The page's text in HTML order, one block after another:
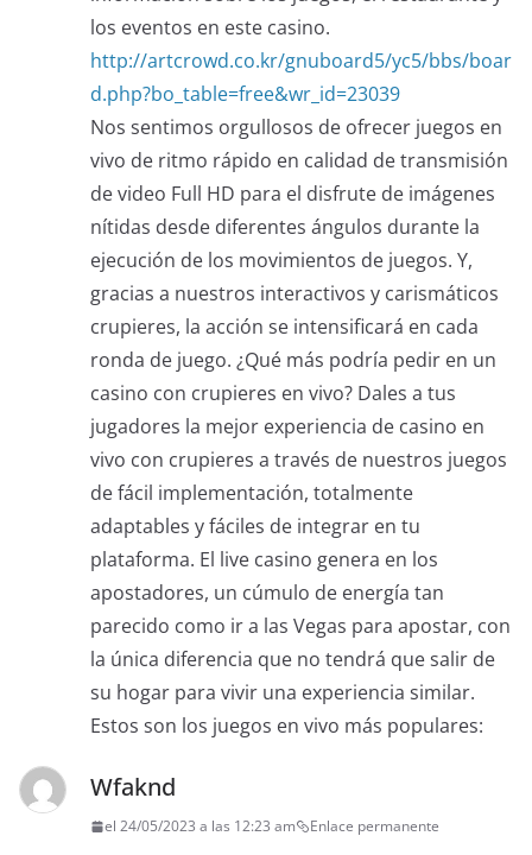
los eventos en este casino.
http://artcrowd.co.kr/gnuboard5/yc5/bbs/boar
d.php?bo_table=free&wr_id=23039
Nos sentimos orgullosos de ofrecer juegos en
vivo de ritmo rápido en calidad de transmisión
de video Full HD para el disfrute de imágenes
nítidas desde diferentes ángulos durante la
ejecución de los movimientos de juegos. Y,
gracias a nuestros interactivos y carismáticos
crupieres, la acción se intensificará en cada
ronda de juego. ¿Qué más podría pedir en un
casino con crupieres en vivo? Dales a tus
jugadores la mejor experiencia de casino en
vivo con crupieres a través de nuestros juegos
de fácil implementación, totalmente
adaptables y fáciles de integrar en tu
plataforma. El live casino genera en los
apostadores, un cúmulo de energía tan
parecido como ir a las Vegas para apostar, con
la única diferencia que no tendrá que salir de
su hogar para vivir una experiencia similar.
Estos son los juegos en vivo más populares:
Wfaknd
el 24/05/2023 a las 12:23 am Enlace permanente